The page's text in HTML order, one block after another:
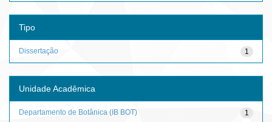
Tipo
1
Dissertação
Unidade Acadêmica
1
Departamento de Botânica (IB BOT)